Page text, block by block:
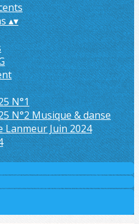
▴▾
N°1
N°2 Musique & danse
Lanmeur Juin 2024